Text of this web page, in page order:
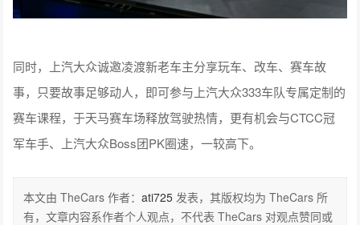
同时，上汽大众诚邀凌渡新老车主分享玩车、改车、赛车故
事，只要故事足够动人，即可参与上汽大众333车队专属定制的
赛车课程，于天马赛车场释放驾驶热情，更有机会与CTCC冠
军车手、上汽大众Boss团PK圈速，一较高下。
本文由 TheCars 作者：ati725 发表，其版权均为 TheCars 所
有，文章内容系作者个人观点，不代表 TheCars 对观点赞同或